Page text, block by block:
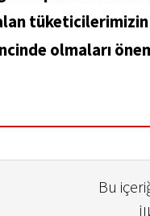
olmaları
Bu